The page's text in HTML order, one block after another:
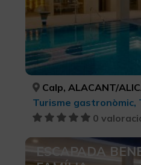
Calp, ALACANT/
0
ESCAPADA